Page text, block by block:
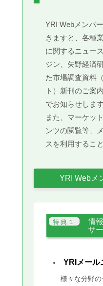
YRI Webメンバ
きますと、各種
に関するニュー
ジン、矢野経済
た市場調査資料
ト）新刊のご案
でお知らせします
また、マーケッ
ンツの閲覧等、
スを利用するこ
YRI Webメ
情
サ
YRIメール
様々な分野